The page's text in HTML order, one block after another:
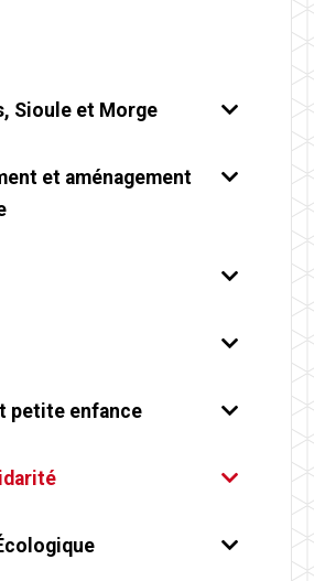
Sioule et Morge
et aménagement
petite enfance